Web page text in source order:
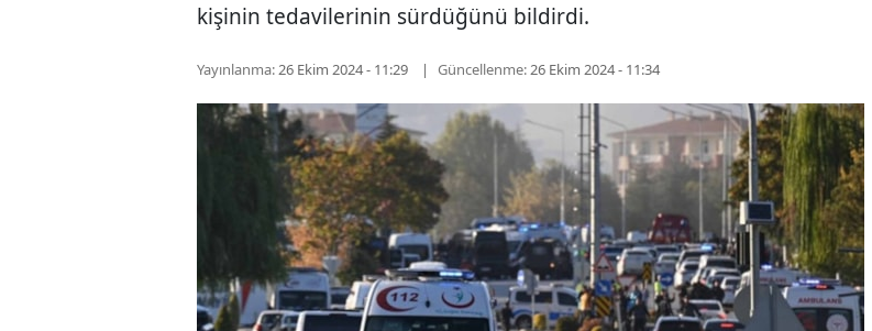
kişinin tedavilerinin sürdüğünü bildirdi.
Yayınlanma:26 Ekim 2024 - 11:29 Güncellenme:26 Ekim 2024 - 11:34